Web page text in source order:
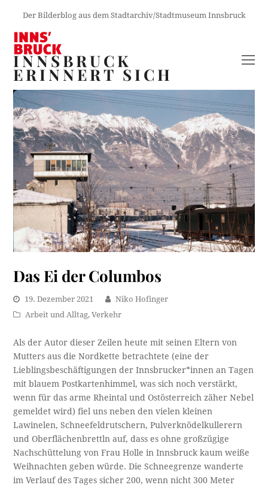
Der Bilderblog aus dem Stadtarchiv/Stadtmuseum Innsbruck
INNSBRUCK
ERINNERT SICH
Das Ei der Columbos
19. Dezember 2021
Niko Hofinger
Arbeit und Alltag,Verkehr
Als der Autor dieser Zeilen heute mit seinen Eltern von
Mutters aus die Nordkette betrachtete (eine der
Lieblingsbeschäftigungen der Innsbrucker*innen an Tagen
mit blauem Postkartenhimmel, was sich noch verstärkt,
wenn für das arme Rheintal und Ostösterreich zäher Nebel
gemeldet wird) fiel uns neben den vielen kleinen
Lawinelen, Schneefeldrutschern, Pulverknödelkullerern
und Oberflächenbrettln auf, dass es ohne großzügige
Nachschüttelung von Frau Holle in Innsbruck kaum weiße
Weihnachten geben würde. Die Schneegrenze wanderte
im Verlauf des Tages sicher 200, wenn nicht 300 Meter